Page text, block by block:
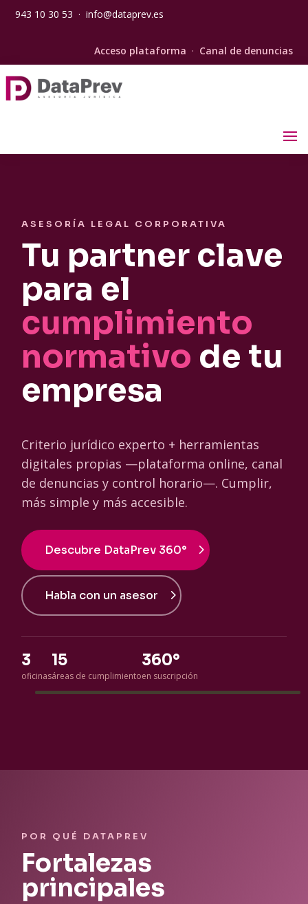
943 10 30 53 ·info@dataprev.es
Acceso plataforma · Canal de denuncias
ASESORÍA LEGAL CORPORATIVA
Tu partner clave
para el
cumplimiento
normativo de tu
empresa
Criterio jurídico experto + herramientas
digitales propias —plataforma online, canal
de denuncias y control horario—. Cumplir,
más simple y más accesible.
Descubre DataPrev 360°
Habla con un asesor
3
oficinas
15
áreas de cumplimiento
360°
en suscripción
POR QUÉ DATAPREV
Fortalezas
principales